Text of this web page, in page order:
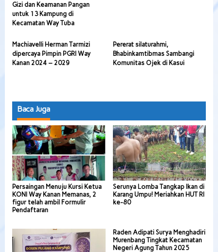
Gizi dan Keamanan Pangan
untuk 13 Kampung di
Kecamatan Way Tuba
Machiavelli Herman Tarmizi
dipercaya Pimpin PGRI Way
Kanan 2024 – 2029
Pererat silaturahmi,
Bhabinkamtibmas Sambangi
Komunitas Ojek di Kasui
Baca Juga
Persaingan Menuju Kursi Ketua
KONI Way Kanan Memanas, 2
figur telah ambil Formulir
Pendaftaran
Serunya Lomba Tangkap Ikan di
Karang Umpu! Meriahkan HUT RI
ke-80
Raden Adipati Surya Menghadiri
Murenbang Tingkat Kecamatan
Negeri Agung Tahun 2025